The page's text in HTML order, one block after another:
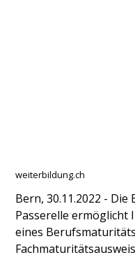
weiterbildung.ch
Bern, 30.11.2022 -
Passerelle
eines